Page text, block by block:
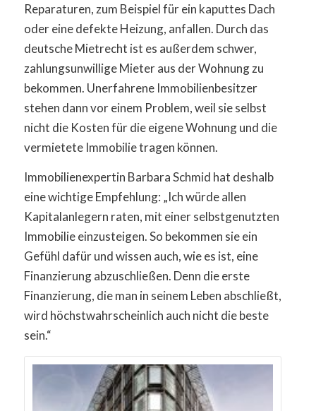
Reparaturen, zum Beispiel für ein kaputtes Dach
oder eine defekte Heizung, anfallen. Durch das
deutsche Mietrecht ist es außerdem schwer,
zahlungsunwillige Mieter aus der Wohnung zu
bekommen. Unerfahrene Immobilienbesitzer
stehen dann vor einem Problem, weil sie selbst
nicht die Kosten für die eigene Wohnung und die
vermietete Immobilie tragen können.
Immobilienexpertin Barbara Schmid hat deshalb
eine wichtige Empfehlung: „Ich würde allen
Kapitalanlegern raten, mit einer selbstgenutzten
Immobilie einzusteigen. So bekommen sie ein
Gefühl dafür und wissen auch, wie es ist, eine
Finanzierung abzuschließen. Denn die erste
Finanzierung, die man in seinem Leben abschließt,
wird höchstwahrscheinlich auch nicht die beste
sein.“